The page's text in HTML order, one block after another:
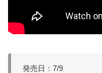
発売日：7/9